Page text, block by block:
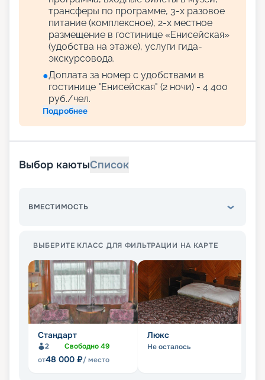
трансферы по программе, 3-х разовое
питание (комплексное), 2-х местное
размещение в гостинице «Енисейская»
(удобства на этаже), услуги гида-
экскурсовода.
●Доплата за номер с удобствами в
гостинице "Енисейская" (2 ночи) - 4 400
руб./чел.
Подробнее
Выбор каютыСписок
ВМЕСТИМОСТЬ
ВЫБЕРИТЕ КЛАСС ДЛЯ ФИЛЬТРАЦИИ НА КАРТЕ
Стандарт
2 Свободно49
от48 000 ₽/ место
Люкс
Не осталось